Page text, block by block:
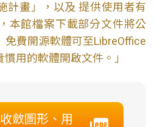
計畫」，以及 提供使用者有
本館檔案下載部分文件將公
免費開源軟體可至LibreOffice
用的軟體開啟文件。」
斂圖形、用